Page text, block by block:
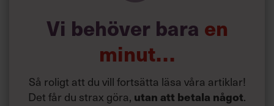
Vi behöver bara en
minut…
Så roligt att du vill fortsätta läsa våra artiklar!
Det får du strax göra, utan att betala något.